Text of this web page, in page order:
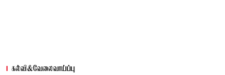
கல்வி&வேலைவாய்ப்பு